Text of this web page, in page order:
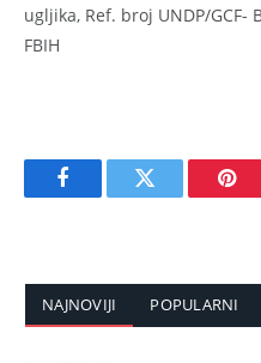
ugljika, Ref. broj UNDP/GCF-
FBIH
FacebookTwitter
NAJNOVIJI POPULARNI